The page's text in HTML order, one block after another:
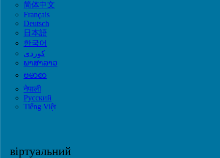
简体中文
Français
Deutsch
日本語
한국어
ພາສາລາວ
ဗမာစာ
नेपाली
Русский
Tiếng Việt
віртуальний